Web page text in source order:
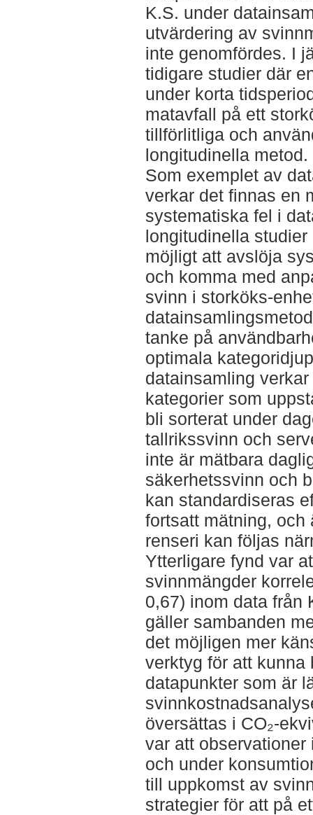
K.S. under
utvärdering av
inte genomfördes. I
tidigare studier där
under korta
matavfall på ett
tillförlitliga och
longitudinella metod.
Som exemplet av
verkar det finnas en
systematiska fel i
longitudinella
möjligt att avslöja
och komma med
svinn i storköks-
tanke på
optimala
datainsamling
kategorier som
bli sorterat under
tallrikssvinn och
inte är mätbara
säkerhetssvinn och
kan standardiseras
fortsatt mätning, och
renseri kan följas
Ytterligare fynd var
svinnmängder
0,67) inom data från
gäller sambanden
det möjligen mer
verktyg för att kunna
datapunkter som är
översättas i CO₂-
var att
och under
till uppkomst av
strategier för att på